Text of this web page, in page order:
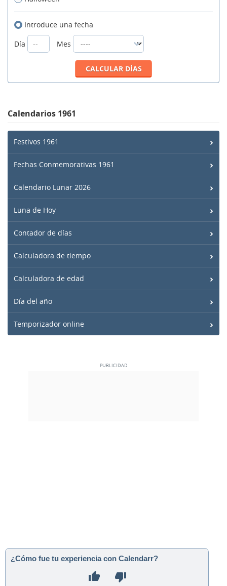
Introduce una fecha
Día
Mes
Calendarios 1961
Festivos 1961
Fechas Conmemorativas 1961
Calendario Lunar 2026
Luna de Hoy
Contador de días
Calculadora de tiempo
Calculadora de edad
Día del año
Temporizador online
¿Cómo fue tu experiencia con Calendarr?